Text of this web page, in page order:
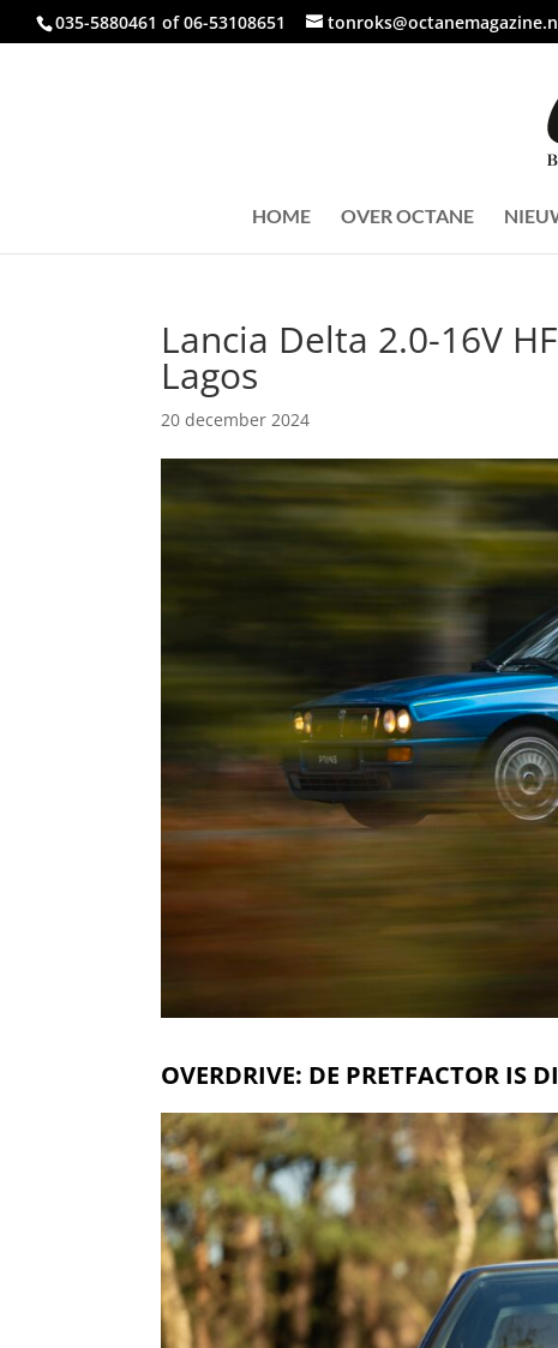
035-5880461 of 06-53108651
HOME OVER OCTANE
Lancia Delta 2.0-16V
Lagos
20 december 2024
OVERDRIVE: DE PRETFACTOR IS